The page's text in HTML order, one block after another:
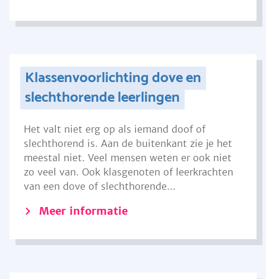
Klassenvoorlichting dove en
slechthorende leerlingen
Het valt niet erg op als iemand doof of
slechthorend is. Aan de buitenkant zie je het
meestal niet. Veel mensen weten er ook niet
zo veel van. Ook klasgenoten of leerkrachten
van een dove of slechthorende...
Meer informatie